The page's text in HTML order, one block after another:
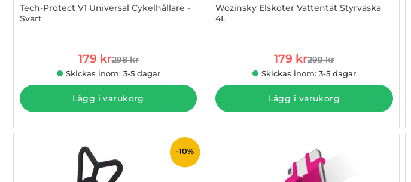
Tech-Protect V1 Universal Cykelhållare -
Svart
rea pris
179 krtidigare pris
298 kr
Skickas inom: 3-5 dagar
Lägg i varukorg
Wozinsky Elskoter Vattentät Styrväska
4L
rea pris
179 krtidigare pris
299 kr
Skickas inom: 3-5 dagar
Lägg i varukorg
-10%